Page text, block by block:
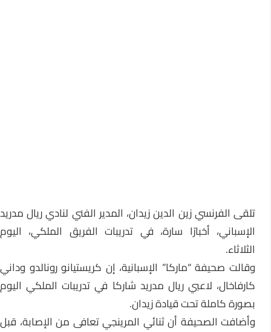
تلقى الفرنسي زين الدين زيدان، المدير الفني لنادي ريال مدريد
الإسباني، أخبارًا سارة، في تدريبات الفريق الملكي، اليوم
الثلاثاء.
وقالت صحيفة “ماركا” الإسبانية، إن كريستيانو رونالدو وداني
كارفاخال، لاعبي ريال مدريد شاركا في تدريبات الملكي اليوم
بصورة كاملة تحت قيادة زيدان.
وأضافت الصحيفة أن ثنائي المرينجي تعافى من الإصابة، قبل